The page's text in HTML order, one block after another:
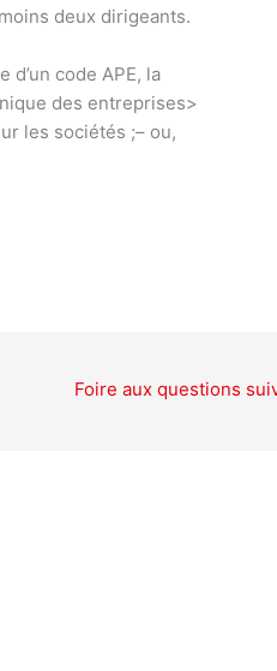
deux dirigeants.
code APE, la
des entreprises>
les sociétés ;– ou,
Foire aux questions